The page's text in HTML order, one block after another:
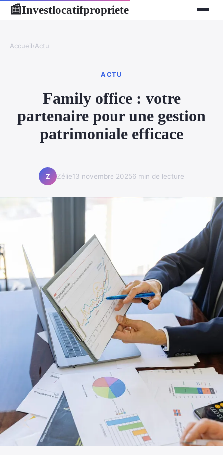
📰Investlocatifpropriete
Accueil›Actu
ACTU
Family office : votre
partenaire pour une gestion
patrimoniale efficace
Z Zélie13 novembre 20256 min de lecture